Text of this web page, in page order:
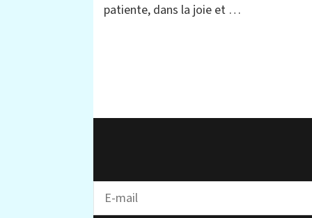
une
patiente, dans la joie et …